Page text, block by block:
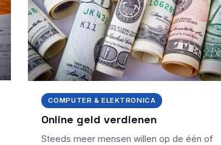
COMPUTER & ELEKTRONICA
Online geld verdienen
Steeds meer mensen willen op de één of